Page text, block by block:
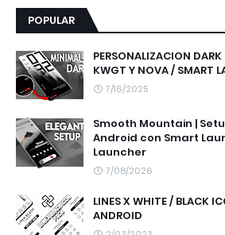
POPULAR
PERSONALIZACION
KWGT Y NOVA / SMART
7/16/2025
Smooth Mountain |
Android con Smart
Launcher
7/08/2026
LINES X WHITE / BLACK
ANDROID